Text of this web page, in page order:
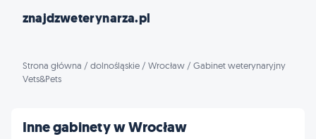
znajdzweterynarza.pl
Strona główna / dolnośląskie / Wrocław / Gabinet weterynaryjny
Vets&Pets
Inne gabinety w Wrocław